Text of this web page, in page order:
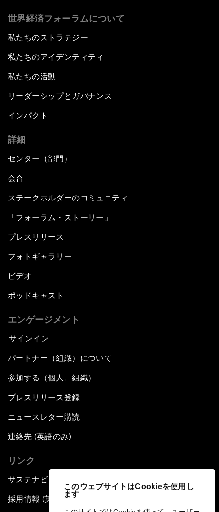
このウェブサイトはCookieを使用し
ます
世界経済フォーラムについて
私たちのストラテジー
私たちのアイデンティティ
私たちの活動
リーダーシップとガバナンス
インパクト
詳細
センター（部門）
会合
ステークホルダーのコミュニティ
「フォーラム・ストーリー」
プレスリリース
フォトギャラリー
ビデオ
ポッドキャスト
エンゲージメント
サインイン
パートナー（組織）について
参加する（個人、組織）
プレスリリース登録
ニュースレター購読
連絡先 (英語のみ)
リンク
サステナビリティへの取り組み
採用情報 (英語のみ)